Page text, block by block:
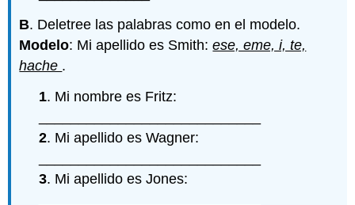
B. Deletree las palabras como en el modelo.
Modelo: Mi apellido es Smith:ese, eme, i, te,
hache .
1. Mi nombre es Fritz:
2. Mi apellido es Wagner:
3. Mi apellido es Jones: